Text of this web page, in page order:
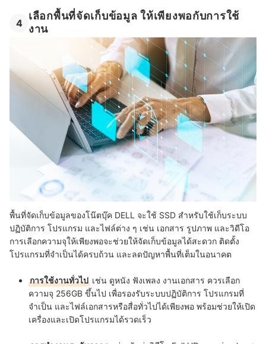
4
เลือกพื้นที่จัดเก็บข้อมูล ให้เพียงพอกับการใช้
งาน
พื้นที่จัดเก็บข้อมูลของโน๊ตบุ๊ค DELL จะใช้ SSD สำหรับใช้เก็บระบบ
ปฏิบัติการ โปรแกรม และไฟล์ต่าง ๆ เช่น เอกสาร รูปภาพ และวิดีโอ
การเลือกความจุให้เพียงพอจะช่วยให้จัดเก็บข้อมูลได้สะดวก ติดตั้ง
โปรแกรมที่จำเป็นได้ครบถ้วน และลดปัญหาพื้นที่เต็มในอนาคต
การใช้งานทั่วไป เช่น ดูหนัง ฟังเพลง งานเอกสาร ควรเลือก
ความจุ 256GB ขึ้นไป เพื่อรองรับระบบปฏิบัติการ โปรแกรมที่
จำเป็น และไฟล์เอกสารหรือสื่อทั่วไปได้เพียงพอ พร้อมช่วยให้เปิด
เครื่องและเปิดโปรแกรมได้รวดเร็ว